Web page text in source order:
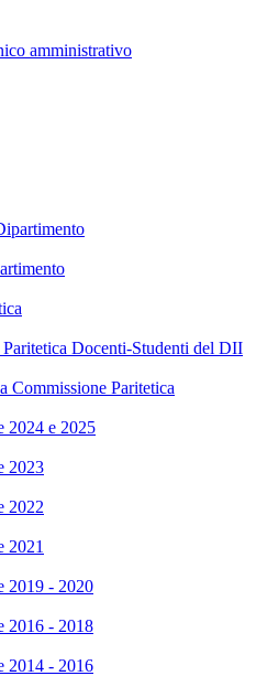
amministrativo
Docenti-Studenti del DII
Commissione Paritetica
2024 e 2025
2023
2022
2021
2019 - 2020
2016 - 2018
2014 - 2016